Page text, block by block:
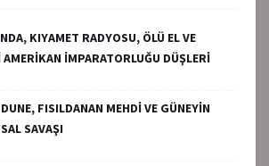
KIYAMET RADYOSU, ÖLÜ EL VE
İMPARATORLUĞU DÜŞLERİ
FISILDANAN MEHDİ VE GÜNEYİN
SAVAŞI